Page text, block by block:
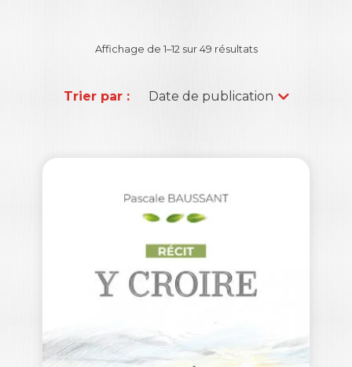
Affichage de 1–24 sur 49 résultats
Trier par :